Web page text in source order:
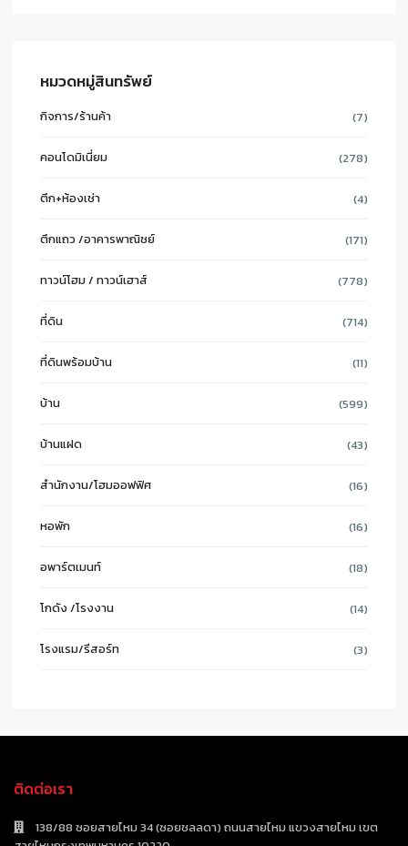
หมวดหมู่สินทรัพย์
กิจการ/ร้านค้า (7)
คอนโดมิเนี่ยม (278)
ตึก+ห้องเช่า (4)
ตึกแถว /อาคารพาณิชย์ (171)
ทาวน์โฮม / ทาวน์เฮาส์ (778)
ที่ดิน (714)
ที่ดินพร้อมบ้าน (11)
บ้าน (599)
บ้านแฝด (43)
สำนักงาน/โฮมออฟฟิศ (16)
หอพัก (16)
อพาร์ตเมนท์ (18)
โกดัง /โรงงาน (14)
โรงแรม/รีสอร์ท (3)
ติดต่อเรา
138/88 ซอยสายไหม 34 (ซอยชลลดา) ถนนสายไหม แขวงสายไหม เขต